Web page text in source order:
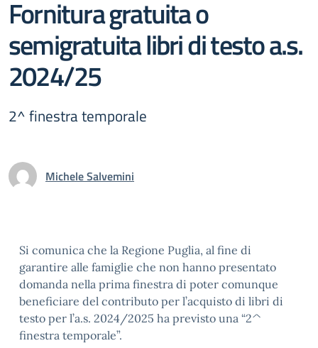
Fornitura gratuita o
semigratuita libri di testo a.s.
2024/25
2^ finestra temporale
Michele Salvemini
Si comunica che la Regione Puglia, al fine di
garantire alle famiglie che non hanno presentato
domanda nella prima finestra di poter comunque
beneficiare del contributo per l’acquisto di libri di
testo per l’a.s. 2024/2025 ha previsto una “2^
finestra temporale”.